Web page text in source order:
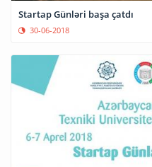
Startap Günləri başa çatdı
30-06-2018